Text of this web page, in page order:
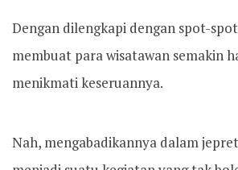
Dengan dilengkapi dengan spot-
membuat para wisatawan semakin
menikmati keseruannya.
Nah, mengabadikannya dalam